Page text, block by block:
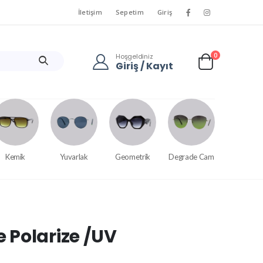
İletişim Sepetim Giriş
Hoşgeldiniz
Giriş / Kayıt
0
Kemik Yuvarlak Geometrik Degrade Cam
Polarize /UV